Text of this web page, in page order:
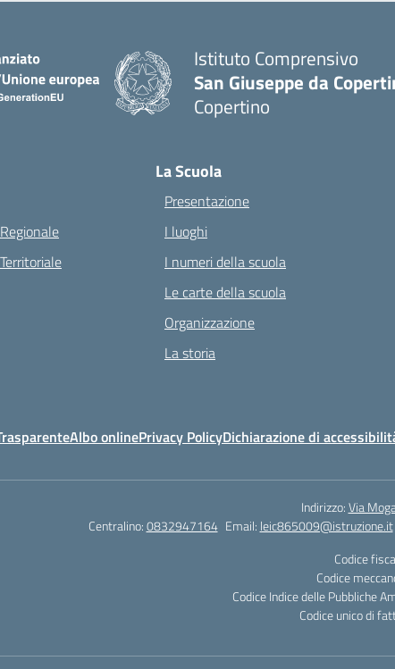
Istituto Comprensivo
San Giuseppe da
Copertino
La Scuola
Presentazione
I luoghi
I numeri della scuola
Le carte della scuola
Organizzazione
La storia
Albo onlinePrivacy PolicyDichiarazione di
Indirizzo:Via
Centralino:0832947164 Email: leic865009@istruzione.it
Codice
Codice
Codice Indice delle Pubbliche
Codice unico di